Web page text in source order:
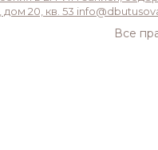
Все
20, кв. 53